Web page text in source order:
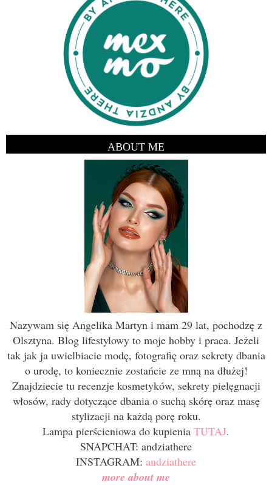
ABOUT ME
Nazywam się Angelika Martyn i mam 29 lat, pochodzę z
Olsztyna. Blog lifestylowy to moje hobby i praca. Jeżeli
tak jak ja uwielbiacie modę, fotografię oraz sekrety dbania
o urodę, to koniecznie zostańcie ze mną na dłużej!
Znajdziecie tu recenzje kosmetyków, sekrety pielęgnacji
włosów, rady dotyczące dbania o suchą skórę oraz masę
stylizacji na każdą porę roku.
Lampa pierścieniowa do kupienia TUTAJ.
SNAPCHAT: andziathere
INSTAGRAM: andziathere
more about me